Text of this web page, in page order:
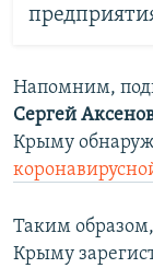
Напомним,
Сергей
Крыму
Таким образом,
Крыму